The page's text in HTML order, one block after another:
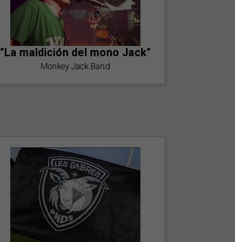
"La maldición del mono Jack"
Monkey Jack Band